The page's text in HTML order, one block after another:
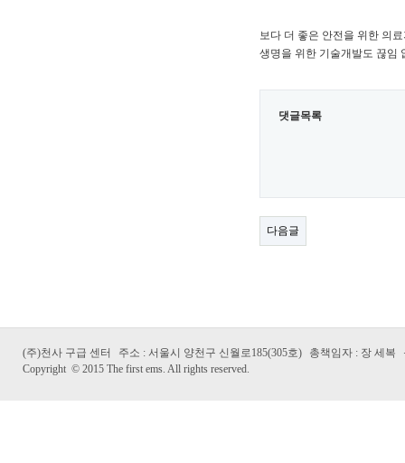
보다 더 좋은 안전을 위한 의
생명을 위한 기술개발도 끊임
댓글목록
다음글
(주)천사 구급 센터 주소 : 서울시 양천구 신월로185(305호) 총책임자 : 장 세복
Copyright © 2015 The first ems. All rights reserved.